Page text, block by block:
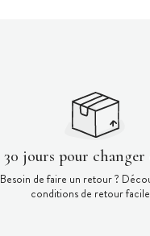
30 jours pour changer
Besoin de faire un retour ?
conditions de retour